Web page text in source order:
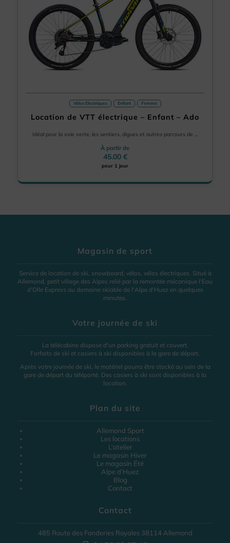
Vélos Electriques Enfant Femme
Location de VTT électrique – Enfant – Ado
Idéal pour la voie verte, les sentiers, digues et autres parcours de ...
À partir de
45.00 €
pour 1 jour
Magasin de sport
Service de location de ski, snowboard, vélos, vélos électriques. Situé à
Allemond, petit village des Alpes relié par la remontée mécanique l'Eau
d'Olle Express au domaine skiable de l'Alpe d'Huez en quelques
minutes.
Votre journée de ski
La télécabine dispose d'un parking gratuit et couvert.
Forfaits de ski et casiers à ski disponibles à la gare de départ.
Après votre journée de ski, le matériel pourra être stocké au sein de la
gare de départ du téléporté. Des casiers à ski sont disponibles à la
location.
Plan du site
Allemond Sport
Les locations
L’atelier
Le magasin Hiver
Le magasin Été
Alpe d’Huez
Blog
Contact
Contact
485 Route des Fonderies Royales 38114 Allemond